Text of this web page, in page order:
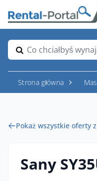
Co chciałbyś
Strona główna
Pokaż wszystkie oferty
Sany